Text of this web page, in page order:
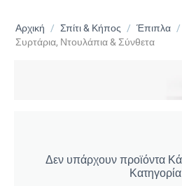
Αρχική / Σπίτι & Κήπος / Έπιπλα /
Συρτάρια, Ντουλάπια & Σύνθετα
Δεν υπάρχουν προϊόντα